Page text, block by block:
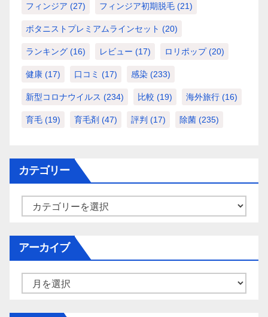
フィンジア (27) フィンジア初期脱毛 (21)
ボタニストプレミアムラインセット (20)
ランキング (16) レビュー (17) ロリポップ(20)
健康 (17) 口コミ (17) 感染 (233)
新型コロナウイルス (234) 比較 (19) 海外旅行 (16)
育毛 (19) 育毛剤 (47) 評判 (17) 除菌 (235)
カテゴリー
ー
アーカイブ